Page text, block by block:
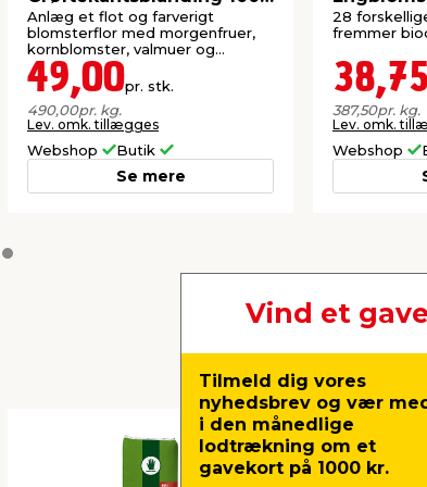
gram
Anlæg et flot og farverigt
blomsterflor med morgenfruer,
kornblomster, valmuer og
solsikker.
49,00pr. stk.
490,00pr. kg.
Lev. omk. tillægges
Webshop Butik
Se mere
28
fremmer
38,75
387,50pr. kg.
Lev. omk.
Webshop
Vind et
Tilmeld dig vores
nyhedsbrev og vær
i den månedlige
lodtrækning om et
gavekort på 1000 kr.